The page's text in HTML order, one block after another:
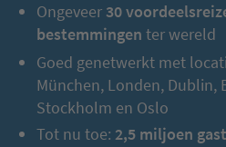
Ongeveer 30
bestemmingen ter wereld
Goed genetwerkt met
München, Londen, Dublin,
Stockholm en Oslo
Tot nu toe: 2,5 miljoen